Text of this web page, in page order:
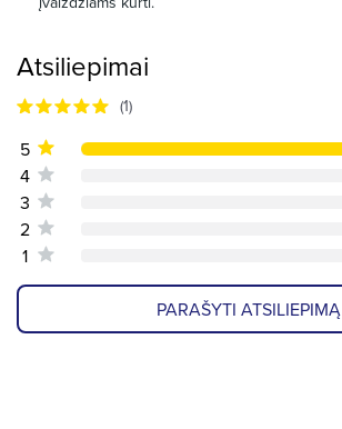
Atsiliepimai
(1)
5
4
3
2
1
PARAŠYTI ATSILIEPIMĄ